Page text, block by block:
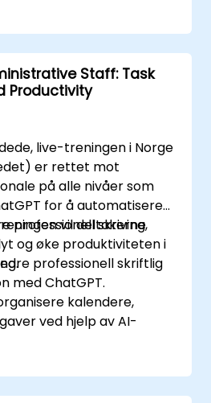
av ChatGPT.
Staff: Task
Productivity
live-treningen i Norge
er rettet mot
på alle nivåer som
for å automatisere
professionell skriving,
og øke produktiviteten i
vil deltakerne
professionell skriftlig
med ChatGPT.
kalendere,
ved hjelp av AI-
administrative
rapporter og